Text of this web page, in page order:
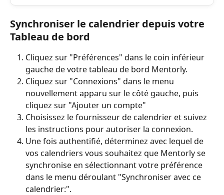
Synchroniser le calendrier depuis votre
Tableau de bord
Cliquez sur "Préférences" dans le coin inférieur
gauche de votre tableau de bord Mentorly.
Cliquez sur "Connexions" dans le menu
nouvellement apparu sur le côté gauche, puis
cliquez sur "Ajouter un compte"
Choisissez le fournisseur de calendrier et suivez
les instructions pour autoriser la connexion.
Une fois authentifié, déterminez avec lequel de
vos calendriers vous souhaitez que Mentorly se
synchronise en sélectionnant votre préférence
dans le menu déroulant "Synchroniser avec ce
calendrier:".